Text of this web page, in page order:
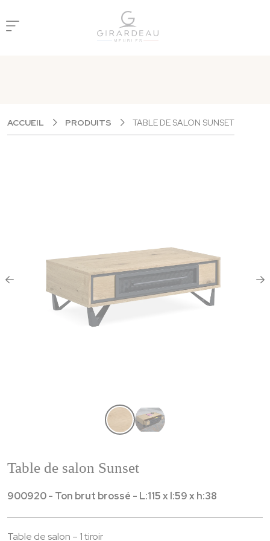
ACCUEIL PRODUITS TABLE DE SALON SUNSET
Table de salon Sunset
900920 - Ton brut brossé - L:115 x l:59 x h:38
Table de salon – 1 tiroir